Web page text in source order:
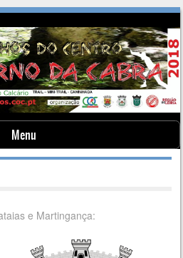
Menu
e Martingança: